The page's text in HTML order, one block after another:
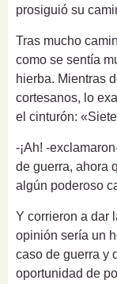
prosiguió su
Tras mucho
como se sentía
hierba. Mientras
cortesanos, lo
el cinturón:
-¡Ah! -
de guerra, ahora
algún poderoso
Y corrieron a dar
opinión sería un
caso de guerra y
oportunidad de